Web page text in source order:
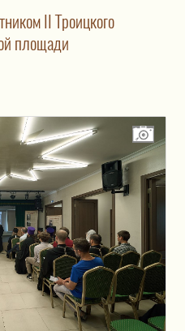
II Троицкого
площади